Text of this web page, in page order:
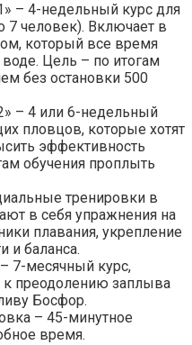
– 4-недельный курс для
7 человек). Включает в
который все время
воде. Цель – по итогам
без остановки 500
– 4 или 6-недельный
пловцов, которые хотят
эффективность
обучения проплыть
тренировки в
в себя упражнения на
плавания, укрепление
и баланса.
7-месячный курс,
к преодолению заплыва
Босфор.
– 45-минутное
время.